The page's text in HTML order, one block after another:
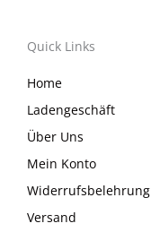
Quick Links
Home
Ladengeschäft
Über Uns
Mein Konto
Widerrufsbelehrung
Versand